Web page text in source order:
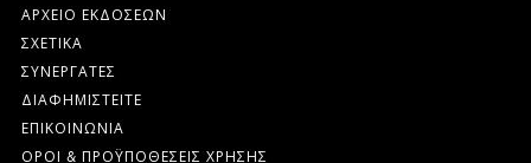
ΑΡΧΕΙΟ ΕΚΔΟΣΕΩΝ
ΣΧΕΤΙΚΑ
ΣΥΝΕΡΓΑΤΕΣ
ΔΙΑΦΗΜΙΣΤΕΙΤΕ
ΕΠΙΚΟΙΝΩΝΙΑ
ΟΡΟΙ & ΠΡΟΫΠΟΘΕΣΕΙΣ ΧΡΗΣΗΣ